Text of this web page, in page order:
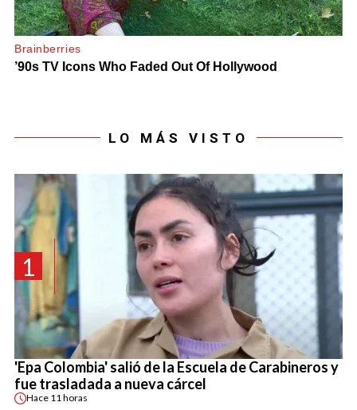
LO MÁS VISTO
1
'Epa Colombia' salió de la Escuela de Carabineros y
fue trasladada a nueva cárcel
Hace 11 horas